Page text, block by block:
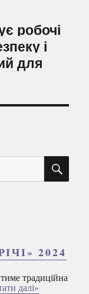
робочі
і
для
2024
традиційна
далі»